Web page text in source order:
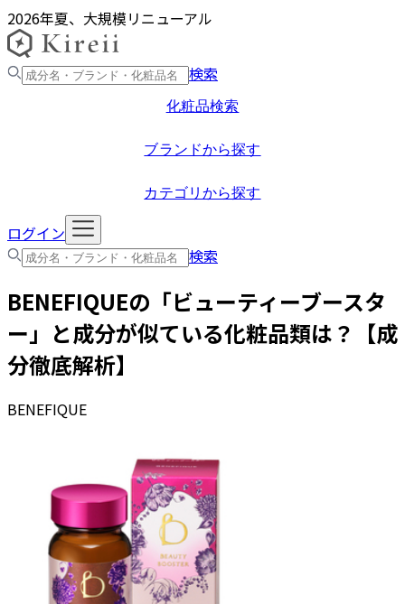
2026年夏、大規模リニューアル
検索
化粧品検索
ブランドから探す
カテゴリから探す
ログイン
検索
BENEFIQUEの「ビューティーブースタ
ー 」と成分が似ている化粧品類は？【成
分徹底解析】
BENEFIQUE